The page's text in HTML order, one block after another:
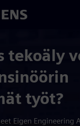
tekoäly
työt?
Eigen Engineering